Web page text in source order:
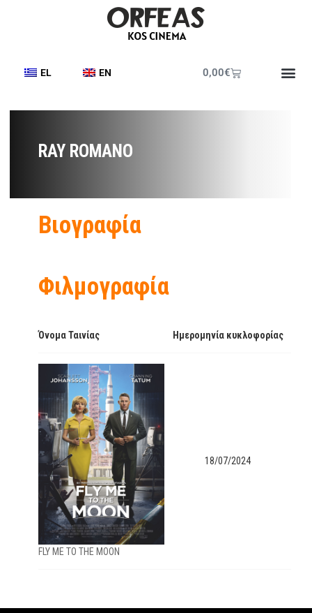
EL EN 0,00€
RAY ROMANO
Βιογραφία
Φιλμογραφία
Όνομα Ταινίας Ημερομηνία κυκλοφορίας
FLY ME TO THE MOON
18/07/2024